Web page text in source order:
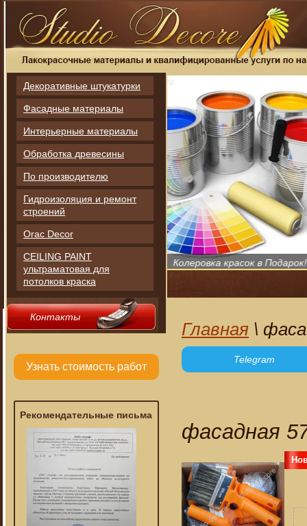
Декоративные штукатурки
Фасадные материалы
Интерьерные материалы
Обработка древесины
По производителю
Гидроизоляция и ремонт
строений
Orac Decor
CEILING PAINT
ультраматовая для
потолков краска
Контакты
Узнать стоимость работ
Рекомендательные письма
Колеровка красок в
Главная \
Telegram
фасадная